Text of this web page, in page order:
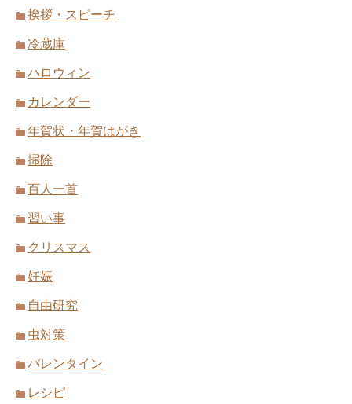
挨拶・スピーチ
冷蔵庫
ハロウィン
カレンダー
年賀状・年賀はがき
掃除
百人一首
習い事
クリスマス
妊娠
自由研究
虫対策
バレンタイン
レシピ